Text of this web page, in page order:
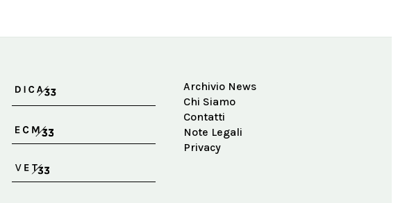
Archivio News
Chi Siamo
Contatti
Note Legali
Privacy